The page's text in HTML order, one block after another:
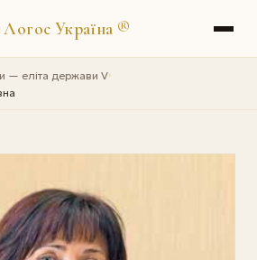
Україна ®
— еліта держави V›